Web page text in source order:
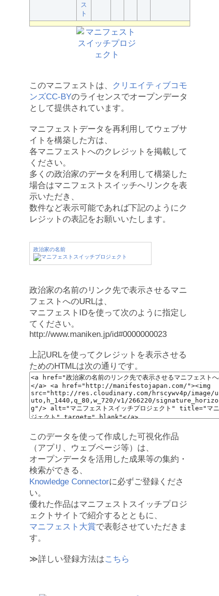
ス
ト
このマニフェストは、
クリエイティブコモ
ンズCC-BYのライセンスでオープンデータ
として提供されています。
マニフェストデータを再利用してウェブサ
イトを構築した方は、
各マニフェストへのクレジットを掲載して
ください。
多くの政治家のデータを利用して構築した
場合はマニフェストスイッチへリンクを表
示いただき、
数件など表示可能であれば下記のようにク
レジットの表記をお願いいたします。
政治家の名前
政治家の名前のリンク先で表示させるマニ
フェストへのURLは、
マニフェストIDを使って次のように指定し
てください。
http://www.maniken.jp/id#0000000023
上記URLを使ってクレジットを表示させる
ためのHTMLは次の通りです。
このデータを使って作成した可視化作品
（アプリ、ウェブページ等）は、
オープンデータを活用した成果等の集約・
検索ができる、
Knowledge Connectorに必ずご登録くださ
い。
優れた作品はマニフェストスイッチプロジ
ェクトサイトで紹介するとともに、
マニフェスト大賞で表彰させていただきま
す。
≫詳しい登録方法はこちら